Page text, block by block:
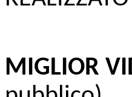
MIGLIOR